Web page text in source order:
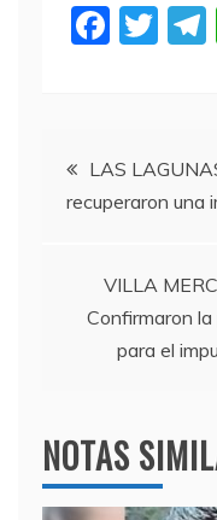
F
b
o
k
T
Navegación
de
entradas
LAS
recuperaron una
VILLA
Confirmaron
para el
NOTAS